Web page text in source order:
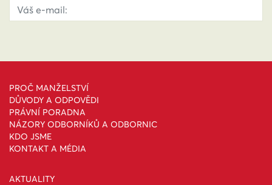
PROČ MANŽELSTVÍ
DŮVODY A ODPOVĚDI
PRÁVNÍ PORADNA
NÁZORY ODBORNÍKŮ A ODBORNIC
KDO JSME
KONTAKT A MÉDIA
AKTUALITY